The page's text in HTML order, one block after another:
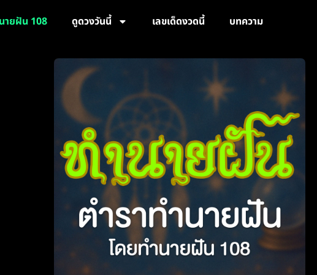
ายฝัน 108 ดูดวงวันนี้ เลขเด็ดงวดนี้ บทความ